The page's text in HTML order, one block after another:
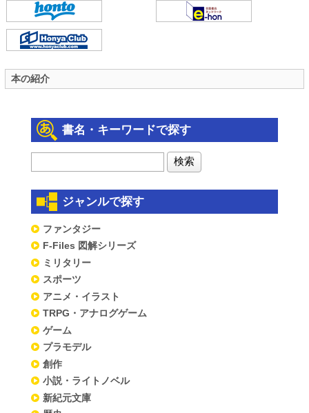
本の紹介
書名・キーワードで探す
ジャンルで探す
ファンタジー
F-Files 図解シリーズ
ミリタリー
スポーツ
アニメ・イラスト
TRPG・アナログゲーム
ゲーム
プラモデル
創作
小説・ライトノベル
新紀元文庫